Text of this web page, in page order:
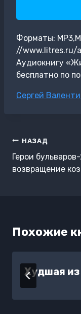
Форматы:
//www.litres.ru/
Аудиокнигу
бесплатно по
Метки
Сергей
Навигация
по
записям
НАЗАД
Герои
возвращение
Похожие
Худшая из